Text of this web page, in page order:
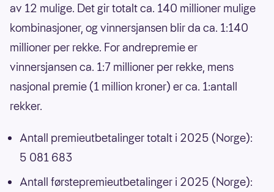
av 12 mulige. Det gir totalt ca. 140 millioner mulige
kombinasjoner, og vinnersjansen blir da ca. 1:140
millioner per rekke. For andrepremie er
vinnersjansen ca. 1:7 millioner per rekke, mens
nasjonal premie (1 million kroner) er ca. 1:antall
rekker.
Antall premieutbetalinger totalt i 2025 (Norge):
5 081 683
Antall førstepremieutbetalinger i 2025 (Norge):